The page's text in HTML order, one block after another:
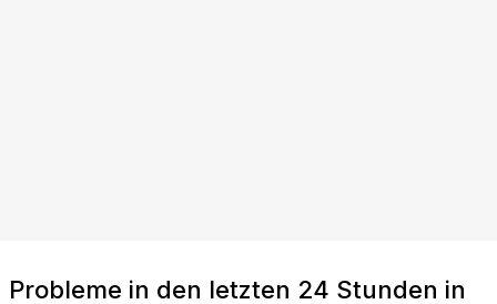
Probleme in den letzten 24 Stunden in